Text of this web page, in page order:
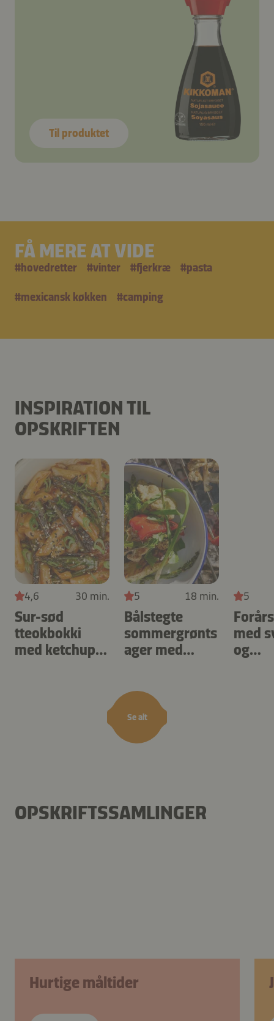
Til produktet
FÅ MERE AT VIDE
#hovedretter #vinter #fjerkræ #pasta
#mexicansk køkken #camping
INSPIRATION TIL
OPSKRIFTEN
Se alt
4,6 30 min.
Sur-sød
tteokbokki
med ketchup-
5 18 min.
Bålstegte
sommergrønts
ager med
5
med
og
OPSKRIFTSSAMLINGER
Hurtige måltider